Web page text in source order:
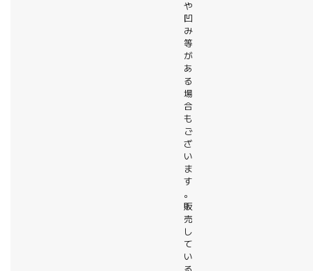
や
凹
み
等
が
あ
る
場
合
も
ご
ざ
い
ま
す
。
販
売
し
て
い